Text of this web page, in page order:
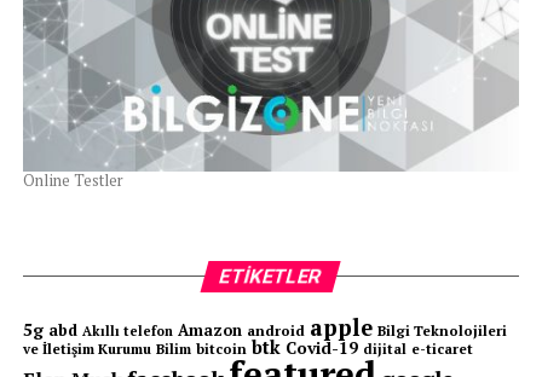
Online Testler
ETIKETLER
5g abd Akıllı telefon Amazon android apple Bilgi Teknolojileri
ve İletişim Kurumu Bilim bitcoin btk Covid-19 dijital e-ticaret